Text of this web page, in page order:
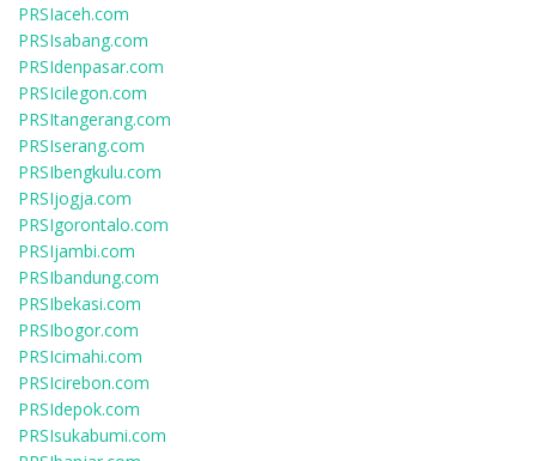
PRSIaceh.com
PRSIsabang.com
PRSIdenpasar.com
PRSIcilegon.com
PRSItangerang.com
PRSIserang.com
PRSIbengkulu.com
PRSIjogja.com
PRSIgorontalo.com
PRSIjambi.com
PRSIbandung.com
PRSIbekasi.com
PRSIbogor.com
PRSIcimahi.com
PRSIcirebon.com
PRSIdepok.com
PRSIsukabumi.com